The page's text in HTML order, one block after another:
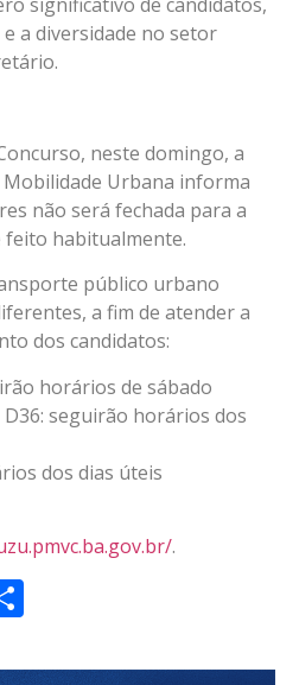
a diversidade no setor
neste domingo, a
Urbana informa
não será fechada para a
feito habitualmente.
público urbano
a fim de atender a
dos candidatos:
horários de sábado
D36: seguirão horários dos
dos dias úteis
.